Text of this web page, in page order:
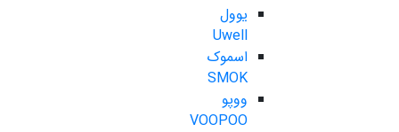
یوول
Uwell
اسموک
SMOK
ووپو
VOOPOO